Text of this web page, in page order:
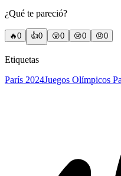
¿Qué te pareció?
🔥0 👍0 😲0 😢0 😠0
Etiquetas
París 2024Juegos Olímpicos